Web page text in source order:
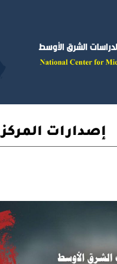
إصدارات المركز